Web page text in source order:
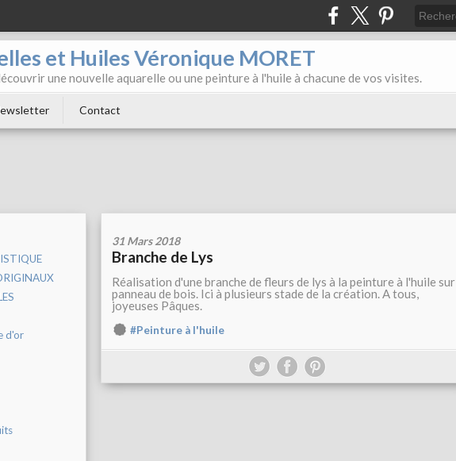
et Huiles Véronique MORET
une nouvelle aquarelle ou une peinture à l'huile à chacune de vos visites.
Contact
d'or
31 Mars 2018
Branche de Lys
Réalisation d'une branche de fleurs de lys à la peinture à l'huile sur
panneau de bois. Ici à plusieurs stade de la création. A tous,
joyeuses Pâques.
#Peinture à l'huile